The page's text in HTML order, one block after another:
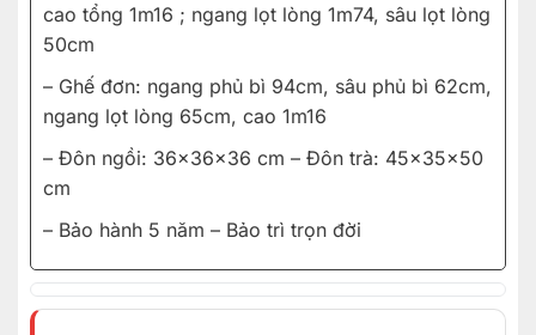
cao tổng 1m16 ; ngang lọt lòng 1m74, sâu lọt lòng
50cm
– Ghế đơn: ngang phủ bì 94cm, sâu phủ bì 62cm,
ngang lọt lòng 65cm, cao 1m16
– Đôn ngồi: 36x36x36 cm – Đôn trà: 45x35x50
cm
– Bảo hành 5 năm – Bảo trì trọn đời